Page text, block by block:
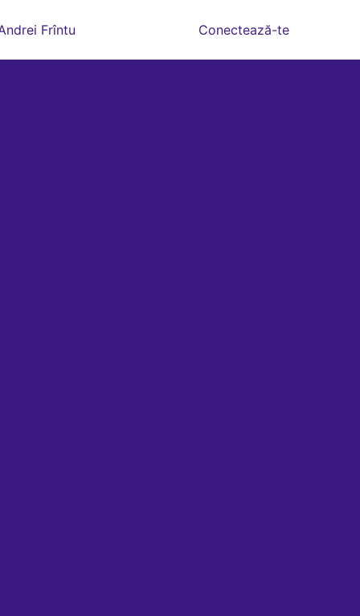
Frîntu Conectează-te